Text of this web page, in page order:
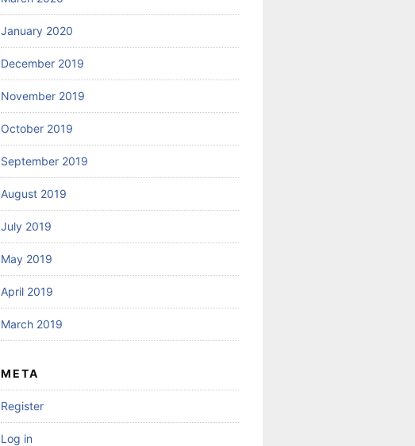
January 2020
December 2019
November 2019
October 2019
September 2019
August 2019
July 2019
May 2019
April 2019
March 2019
META
Register
Log in